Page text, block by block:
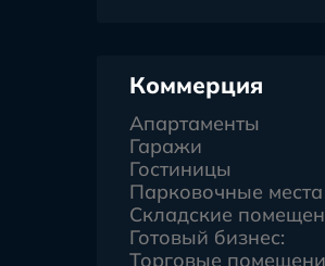
Коммерция
Апартаменты
Гаражи
Гостиницы
Парковочные места
Складские
Готовый бизнес:
Торговые